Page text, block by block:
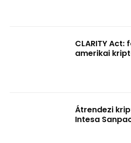
CLARITY
amerikai
Átrendezi
Intesa